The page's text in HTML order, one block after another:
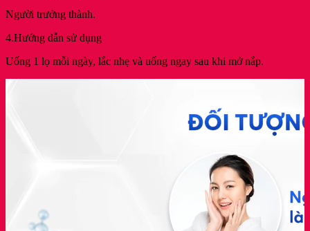
Người trưởng thành.
4.Hướng dẫn sử dụng
Uống 1 lọ mỗi ngày, lắc nhẹ và uống ngay sau khi mở nắp.